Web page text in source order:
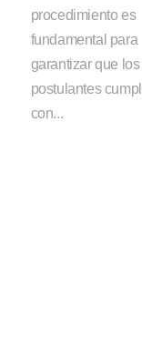
procedimiento es
fundamental para
garantizar que los
postulantes
con...